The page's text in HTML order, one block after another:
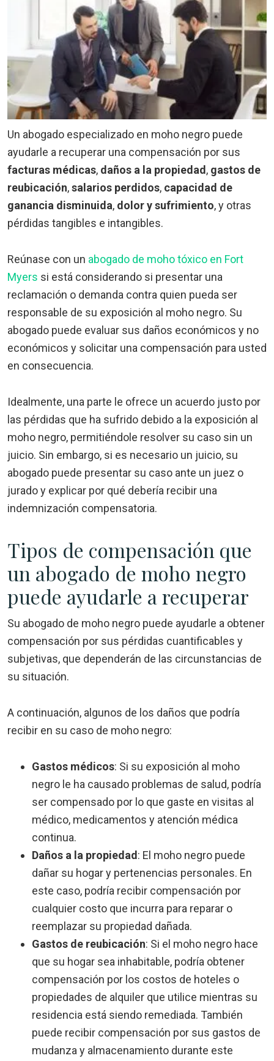
Un abogado especializado en moho negro puede
ayudarle a recuperar una compensación por sus
facturas médicas, daños a la propiedad, gastos de
reubicación,salarios perdidos, capacidad de
ganancia disminuida, dolor y sufrimiento, y otras
pérdidas tangibles e intangibles.
Reúnase con un abogado de moho tóxico en Fort
Myers si está considerando si presentar una
reclamación o demanda contra quien pueda ser
responsable de su exposición al moho negro. Su
abogado puede evaluar sus daños económicos y no
económicos y solicitar una compensación para usted
en consecuencia.
Idealmente, una parte le ofrece un acuerdo justo por
las pérdidas que ha sufrido debido a la exposición al
moho negro, permitiéndole resolver su caso sin un
juicio. Sin embargo, si es necesario un juicio, su
abogado puede presentar su caso ante un juez o
jurado y explicar por qué debería recibir una
indemnización compensatoria.
Tipos de compensación que
un abogado de moho negro
puede ayudarle a recuperar
Su abogado de moho negro puede ayudarle a obtener
compensación por sus pérdidas cuantificables y
subjetivas, que dependerán de las circunstancias de
su situación.
A continuación, algunos de los daños que podría
recibir en su caso de moho negro:
Gastos médicos: Si su exposición al moho
negro le ha causado problemas de salud, podría
ser compensado por lo que gaste en visitas al
médico, medicamentos y atención médica
continua.
Daños a la propiedad: El moho negro puede
dañar su hogar y pertenencias personales. En
este caso, podría recibir compensación por
cualquier costo que incurra para reparar o
reemplazar su propiedad dañada.
Gastos de reubicación: Si el moho negro hace
que su hogar sea inhabitable, podría obtener
compensación por los costos de hoteles o
propiedades de alquiler que utilice mientras su
residencia está siendo remediada. También
puede recibir compensación por sus gastos de
mudanza y almacenamiento durante este